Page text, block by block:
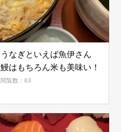
うなぎといえば魚伊さん
鰻はもちろん米も美味い！
閲覧数：63